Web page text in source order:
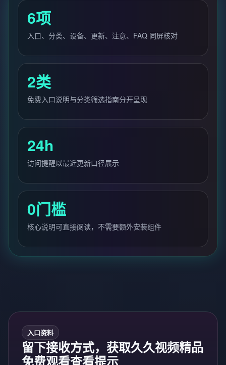
6项
入口、分类、设备、更新、注意、FAQ 同屏核对
2类
免费入口说明与分类筛选指南分开呈现
24h
访问提醒以最近更新口径展示
0门槛
核心说明可直接阅读，不需要额外安装组件
入口资料
留下接收方式，获取久久视频精品
免费观看查看提示